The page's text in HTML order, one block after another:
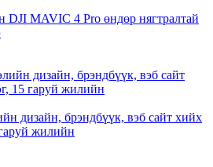
MAVIC 4 Pro өндөр нягтралтай
дизайн, брэндбүүк, вэб сайт хийх
жилийн